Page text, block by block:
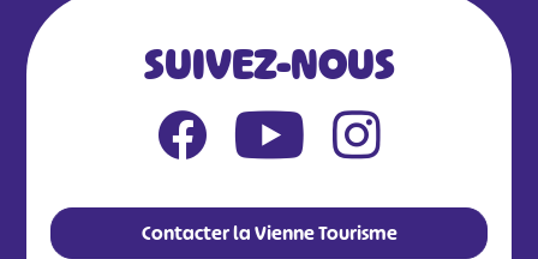
SUIVEZ-NOUS
Contacter la Vienne Tourisme